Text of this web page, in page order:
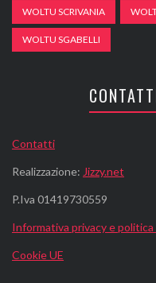
WOLTU SCRIVANIA
WOLTU SGABELLI
Contatti
Realizzazione: Jizzy.net
P.Iva 01419730559
Informativa privacy e
Cookie UE